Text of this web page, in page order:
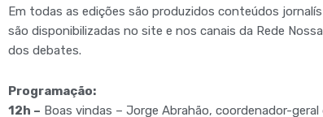
Em todas as edições são produzidos conteúdos
são disponibilizadas no site e nos canais da Rede
dos debates.
Programação:
12h – Boas vindas – Jorge Abrahão, coordenador-geral